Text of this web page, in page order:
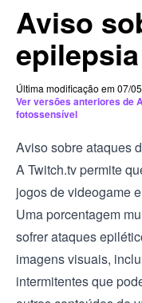
Aviso
Última modificação em 07/
Ver versões anteriores de
fotossensível
Aviso sobre ataques
A Twitch.tv permite
jogos de videogame
Uma porcentagem
sofrer ataques
imagens visuais,
intermitentes que